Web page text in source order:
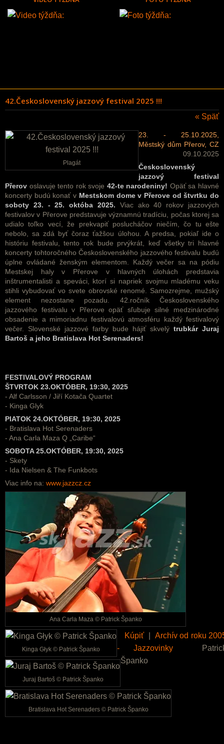
42.Československý jazzový festival 2025 !!!
« Späť
Plagát
23. - 25.10.2025,
Městský dům Přerov, CZ
09.10.2025
Československý
jazzový festival
Přerov oslavuje tento rok svoje 42-te narodeniny! Opäť sa hlavné
koncerty budú konať v Mestskom dome v Přerove od štvrtku do
soboty 23. - 25. októba 2025.
Viac ako 40 rokov jazzových
festivalov v Přerove predstavuje významnú tradíciu, počas ktorej sa
udialo toľko vecí, že prekvapiť poslucháčov niečím, čo tu ešte
nebolo, sa zdá byť čoraz ťažšou úlohou. A predsa, pokiaľ ide o
históriu festivalu, tento rok bude prvýkrát, keď všetky tri hlavné
koncerty tohtoročného Československého jazzového festivalu budú
úplne ovládané ženským elementom. Každý večer sa na pódiu
Mestskej haly v Přerove v hlavných úlohách predstavia
inštrumentalisti a speváci, ktorí si napriek svojmu mladému veku
stihli vybudovať vo svete obrovské renomé. Samozrejme, mužský
element nezostane pozadu. 42.ročník Československého
jazzového festivalu v Přerove opäť sľubuje silné medzinárodné
obsadenie a mimoriadnu festivalovú atmosféru každý festivalový
večer. Slovenské jazzové farby bude hájiť skvelý trubkár Juraj
Bartoš a jeho Bratislava Hot Serenaders!
FESTIVALOVÝ PROGRAM
ŠTVRTOK 23.OKTÓBER, 19:30, 2025
- Alf Carlsson / Jiří Kotača Quartet
- Kinga Glyk
PIATOK 24.OKTÓBER, 19:30, 2025
- Bratislava Hot Serenaders
- Ana Carla Maza Q „Caribe“
SOBOTA 25.OKTÓBER, 19:30, 2025
- Skety
- Ida Nielsen & The Funkbots
Viac info na: www.jazzcz.cz
Ana Carla Maza © Patrick Španko
Kinga Głyk © Patrick Španko
Juraj Bartoš © Patrick Španko
Bratislava Hot Serenaders © Patrick Španko
Kúpiť
Archív od roku
- Jazzovinky
Španko